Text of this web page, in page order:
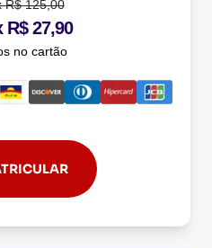
R$ 125,00
R$ 27,90
no cartão